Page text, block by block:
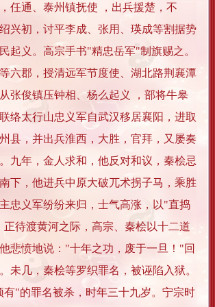
任通、泰州镇抚使 ，出兵援楚，不
兴初，讨平李成、张用、瑛成等割据势
起义。高宗手书"精忠岳军"制旗赐之。
六郡，授清远军节度使、湖北路荆襄潭
张俊镇压钟相、杨么起义 ，部将牛皋
络太行山忠义军自武汉移居襄阳，进取
县，并出兵淮西，大胜，官拜，又屡奏
九年，金人求和，他反对和议，秦桧忌
下，他进兵中原大破兀术拐子马，乘胜
忠义军纷纷来归，士气高涨，以"直捣
待渡黄河之际，高宗、秦桧以十二道
悲愤地说："十年之功，废于一旦！"回
未几，秦桧等罗织罪名，被诬陷入狱。
有"的罪名被杀，时年三十九岁。宁宗时